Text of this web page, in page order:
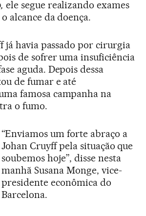
ele segue realizando exames
alcance da doença.
já havia passado por cirurgia
de sofrer uma insuficiência
aguda. Depois dessa
de fumar e até
famosa campanha na
o fumo.
“Enviamos um forte abraço a
Johan Cruyff pela situação que
soubemos hoje”, disse nesta
manhã Susana Monge, vice-
presidente econômica do
Barcelona.